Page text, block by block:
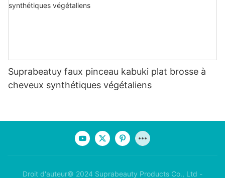
Suprabeatuy faux pinceau kabuki plat brosse à
cheveux synthétiques végétaliens
Droit d'auteur© 2024 Suprabeauty Products Co., Ltd -